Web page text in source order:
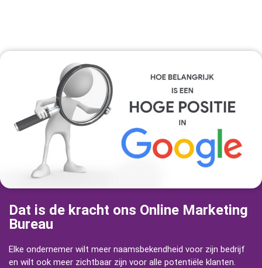
Dat is de kracht ons Online Marketing
Bureau
Elke ondernemer wilt meer naamsbekendheid voor zijn bedrijf
en wilt ook meer zichtbaar zijn voor alle potentiële klanten.